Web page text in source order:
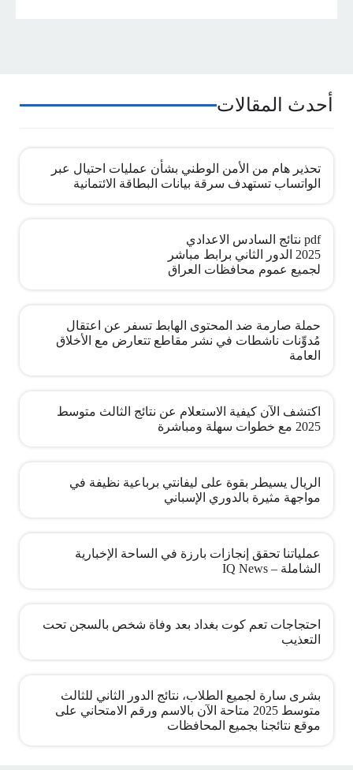
أحدث المقالات
تحذير هام من الأمن الوطني بشأن عمليات احتيال عبر
الواتساب تستهدف سرقة بيانات البطاقة الائتمانية
pdf نتائج السادس الاعدادي
2025 الدور الثاني برابط مباشر
لجميع عموم محافظات العراق
حملة صارمة ضد المحتوى الهابط تسفر عن اعتقال
مُدوِّنات ناشطات في نشر مقاطع تتعارض مع الأخلاق
العامة
اكتشف الآن كيفية الاستعلام عن نتائج الثالث متوسط
2025 مع خطوات سهلة ومباشرة
الريال يسيطر بقوة على ليفانتي برباعية نظيفة في
مواجهة مثيرة بالدوري الإسباني
عملياتنا تحقق إنجازات بارزة في الساحة الإخبارية
الشاملة – IQ News
احتجاجات تعم كوت بغداد بعد وفاة شخص بالسجن تحت
التعذيب
بشرى سارة لجميع الطلاب، نتائج الدور الثاني للثالث
متوسط 2025 متاحة الآن بالاسم ورقم الامتحاني على
موقع نتائجنا بجميع المحافظات